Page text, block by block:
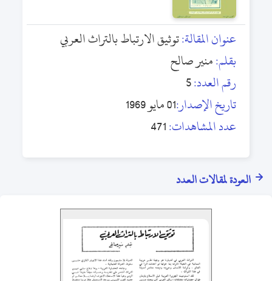
عنوان المقالة:توثيق الارتباط بالتراث العربي
بقلم:منير صالح
رقم العدد:5
تاريخ الإصدار:01 مايو 1969
عدد المشاهدات:471
العودة لمقالات العدد